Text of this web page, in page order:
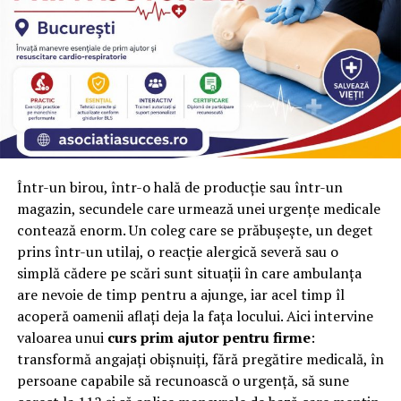
Transport Moloz în Sectorul 2
Evaluarea Inițială: Echipa de specialiști evaluează
tipul și cantitatea de moloz generat de șantier.
Planificarea și Coordonarea
: Se stabilesc detalii
precum locația și orarul ridicării molozului pentru a
se potrivi perfect cu programul șantierului.
Transportul Eficient
: Molozul este încărcat și
transportat cu echipamente specializate într-un
mod sigur și eficient către locurile de depozitare
autorizate.
Reciclare Responsabilă: Materialele reciclabile
sunt sortate și trimise spre reciclare, contribuind la
conservarea resurselor naturale.
Concluzie
Alegând serviciile de transport moloz sector 2,
Într-un birou, într-o hală de producție sau într-un
magazin, secundele care urmează unei urgențe medicale
contează enorm. Un coleg care se prăbușește, un deget
prins într-un utilaj, o reacție alergică severă sau o
simplă cădere pe scări sunt situații în care ambulanța
are nevoie de timp pentru a ajunge, iar acel timp îl
acoperă oamenii aflați deja la fața locului. Aici intervine
valoarea unui curs prim ajutor pentru firme:
transformă angajați obișnuiți, fără pregătire medicală, în
persoane capabile să recunoască o urgență, să sune